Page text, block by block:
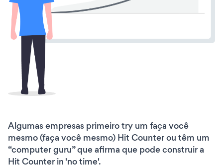
Algumas empresas primeiro try um faça você
mesmo (faça você mesmo) Hit Counter ou têm um
“computer guru” que afirma que pode construir a
Hit Counter in 'no time'.